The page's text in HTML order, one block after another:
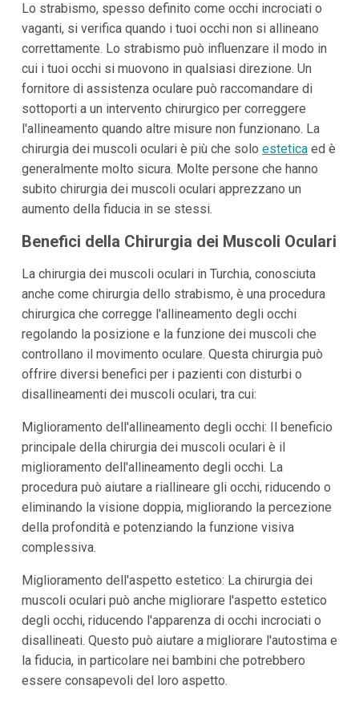
Lo strabismo, spesso definito come occhi incrociati o
vaganti, si verifica quando i tuoi occhi non si allineano
correttamente. Lo strabismo può influenzare il modo in
cui i tuoi occhi si muovono in qualsiasi direzione. Un
fornitore di assistenza oculare può raccomandare di
sottoporti a un intervento chirurgico per correggere
l'allineamento quando altre misure non funzionano. La
chirurgia dei muscoli oculari è più che solo esteticaed è
generalmente molto sicura. Molte persone che hanno
subito chirurgia dei muscoli oculari apprezzano un
aumento della fiducia in se stessi.
Benefici della Chirurgia dei Muscoli Oculari
La chirurgia dei muscoli oculari in Turchia, conosciuta
anche come chirurgia dello strabismo, è una procedura
chirurgica che corregge l'allineamento degli occhi
regolando la posizione e la funzione dei muscoli che
controllano il movimento oculare. Questa chirurgia può
offrire diversi benefici per i pazienti con disturbi o
disallineamenti dei muscoli oculari, tra cui:
Miglioramento dell'allineamento degli occhi: Il beneficio
principale della chirurgia dei muscoli oculari è il
miglioramento dell'allineamento degli occhi. La
procedura può aiutare a riallineare gli occhi, riducendo o
eliminando la visione doppia, migliorando la percezione
della profondità e potenziando la funzione visiva
complessiva.
Miglioramento dell'aspetto estetico: La chirurgia dei
muscoli oculari può anche migliorare l'aspetto estetico
degli occhi, riducendo l'apparenza di occhi incrociati o
disallineati. Questo può aiutare a migliorare l'autostima e
la fiducia, in particolare nei bambini che potrebbero
essere consapevoli del loro aspetto.